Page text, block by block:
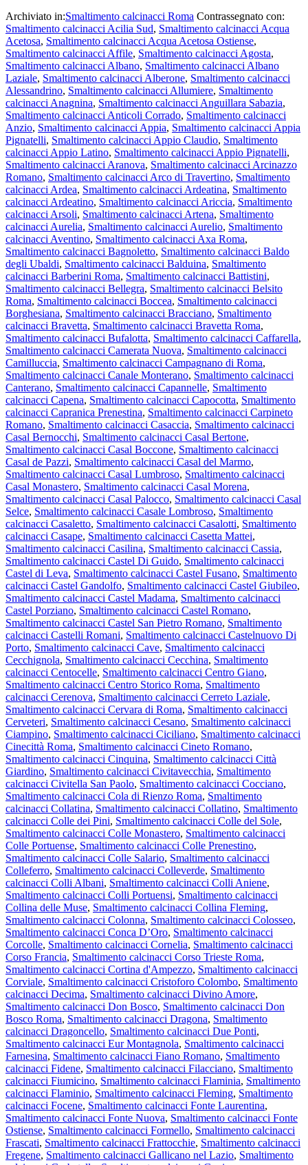
Archiviato in:Smaltimento calcinacci Roma Contrassegnato con:
Smaltimento calcinacci Acilia Sud, Smaltimento calcinacci Acqua
Acetosa, Smaltimento calcinacci Acqua Acetosa Ostiense,
Smaltimento calcinacci Affile, Smaltimento calcinacci Agosta,
Smaltimento calcinacci Albano, Smaltimento calcinacci Albano
Laziale, Smaltimento calcinacci Alberone, Smaltimento calcinacci
Alessandrino, Smaltimento calcinacci Allumiere, Smaltimento
calcinacci Anagnina, Smaltimento calcinacci Anguillara Sabazia,
Smaltimento calcinacci Anticoli Corrado, Smaltimento calcinacci
Anzio, Smaltimento calcinacci Appia, Smaltimento calcinacci Appia
Pignatelli, Smaltimento calcinacci Appio Claudio, Smaltimento
calcinacci Appio Latino, Smaltimento calcinacci Appio Pignatelli,
Smaltimento calcinacci Aranova, Smaltimento calcinacci Arcinazzo
Romano, Smaltimento calcinacci Arco di Travertino, Smaltimento
calcinacci Ardea, Smaltimento calcinacci Ardeatina, Smaltimento
calcinacci Ardeatino, Smaltimento calcinacci Ariccia, Smaltimento
calcinacci Arsoli, Smaltimento calcinacci Artena, Smaltimento
calcinacci Aurelia, Smaltimento calcinacci Aurelio, Smaltimento
calcinacci Aventino, Smaltimento calcinacci Axa Roma,
Smaltimento calcinacci Bagnoletto, Smaltimento calcinacci Baldo
degli Ubaldi, Smaltimento calcinacci Balduina, Smaltimento
calcinacci Barberini Roma, Smaltimento calcinacci Battistini,
Smaltimento calcinacci Bellegra, Smaltimento calcinacci Belsito
Roma, Smaltimento calcinacci Boccea, Smaltimento calcinacci
Borghesiana, Smaltimento calcinacci Bracciano, Smaltimento
calcinacci Bravetta, Smaltimento calcinacci Bravetta Roma,
Smaltimento calcinacci Bufalotta, Smaltimento calcinacci Caffarella,
Smaltimento calcinacci Camerata Nuova, Smaltimento calcinacci
Camilluccia, Smaltimento calcinacci Campagnano di Roma,
Smaltimento calcinacci Canale Monterano, Smaltimento calcinacci
Canterano, Smaltimento calcinacci Capannelle, Smaltimento
calcinacci Capena, Smaltimento calcinacci Capocotta, Smaltimento
calcinacci Capranica Prenestina, Smaltimento calcinacci Carpineto
Romano, Smaltimento calcinacci Casaccia, Smaltimento calcinacci
Casal Bernocchi, Smaltimento calcinacci Casal Bertone,
Smaltimento calcinacci Casal Boccone, Smaltimento calcinacci
Casal de Pazzi, Smaltimento calcinacci Casal del Marmo,
Smaltimento calcinacci Casal Lumbroso, Smaltimento calcinacci
Casal Monastero, Smaltimento calcinacci Casal Morena,
Smaltimento calcinacci Casal Palocco, Smaltimento calcinacci Casal
Selce, Smaltimento calcinacci Casale Lombroso, Smaltimento
calcinacci Casaletto, Smaltimento calcinacci Casalotti, Smaltimento
calcinacci Casape, Smaltimento calcinacci Casetta Mattei,
Smaltimento calcinacci Casilina, Smaltimento calcinacci Cassia,
Smaltimento calcinacci Castel Di Guido, Smaltimento calcinacci
Castel di Leva, Smaltimento calcinacci Castel Fusano, Smaltimento
calcinacci Castel Gandolfo, Smaltimento calcinacci Castel Giubileo,
Smaltimento calcinacci Castel Madama, Smaltimento calcinacci
Castel Porziano, Smaltimento calcinacci Castel Romano,
Smaltimento calcinacci Castel San Pietro Romano, Smaltimento
calcinacci Castelli Romani, Smaltimento calcinacci Castelnuovo Di
Porto, Smaltimento calcinacci Cave, Smaltimento calcinacci
Cecchignola, Smaltimento calcinacci Cecchina, Smaltimento
calcinacci Centocelle, Smaltimento calcinacci Centro Giano,
Smaltimento calcinacci Centro Storico Roma, Smaltimento
calcinacci Cerenova, Smaltimento calcinacci Cerreto Laziale,
Smaltimento calcinacci Cervara di Roma, Smaltimento calcinacci
Cerveteri, Smaltimento calcinacci Cesano, Smaltimento calcinacci
Ciampino, Smaltimento calcinacci Ciciliano, Smaltimento calcinacci
Cinecittà Roma, Smaltimento calcinacci Cineto Romano,
Smaltimento calcinacci Cinquina, Smaltimento calcinacci Città
Giardino, Smaltimento calcinacci Civitavecchia, Smaltimento
calcinacci Civitella San Paolo, Smaltimento calcinacci Cocciano,
Smaltimento calcinacci Cola di Rienzo Roma, Smaltimento
calcinacci Collatina, Smaltimento calcinacci Collatino, Smaltimento
calcinacci Colle dei Pini, Smaltimento calcinacci Colle del Sole,
Smaltimento calcinacci Colle Monastero, Smaltimento calcinacci
Colle Portuense, Smaltimento calcinacci Colle Prenestino,
Smaltimento calcinacci Colle Salario, Smaltimento calcinacci
Colleferro, Smaltimento calcinacci Colleverde, Smaltimento
calcinacci Colli Albani, Smaltimento calcinacci Colli Aniene,
Smaltimento calcinacci Colli Portuensi, Smaltimento calcinacci
Collina delle Muse, Smaltimento calcinacci Collina Fleming,
Smaltimento calcinacci Colonna, Smaltimento calcinacci Colosseo,
Smaltimento calcinacci Conca D’Oro, Smaltimento calcinacci
Corcolle, Smaltimento calcinacci Cornelia, Smaltimento calcinacci
Corso Francia, Smaltimento calcinacci Corso Trieste Roma,
Smaltimento calcinacci Cortina d'Ampezzo, Smaltimento calcinacci
Corviale, Smaltimento calcinacci Cristoforo Colombo, Smaltimento
calcinacci Decima, Smaltimento calcinacci Divino Amore,
Smaltimento calcinacci Don Bosco, Smaltimento calcinacci Don
Bosco Roma, Smaltimento calcinacci Dragona, Smaltimento
calcinacci Dragoncello, Smaltimento calcinacci Due Ponti,
Smaltimento calcinacci Eur Montagnola, Smaltimento calcinacci
Farnesina, Smaltimento calcinacci Fiano Romano, Smaltimento
calcinacci Fidene, Smaltimento calcinacci Filacciano, Smaltimento
calcinacci Fiumicino, Smaltimento calcinacci Flaminia, Smaltimento
calcinacci Flaminio, Smaltimento calcinacci Fleming, Smaltimento
calcinacci Focene, Smaltimento calcinacci Fonte Laurentina,
Smaltimento calcinacci Fonte Nuova, Smaltimento calcinacci Fonte
Ostiense, Smaltimento calcinacci Formello, Smaltimento calcinacci
Frascati, Smaltimento calcinacci Frattocchie, Smaltimento calcinacci
Fregene, Smaltimento calcinacci Gallicano nel Lazio, Smaltimento